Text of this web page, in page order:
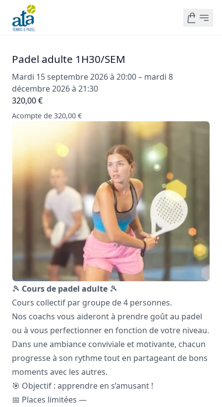
Padel adulte 1H30/SEM
Mardi 15 septembre 2026 à 20:00 – mardi 8
décembre 2026 à 21:30
320,00 €
Acompte de 320,00 €
🎾 Cours de padel adulte 🎾
Cours collectif par groupe de 4 personnes.
Nos coachs vous aideront à prendre goût au padel
ou à vous perfectionner en fonction de votre niveau.
Dans une ambiance conviviale et motivante, chacun
progresse à son rythme tout en partageant de bons
moments avec les autres.
🎯 Objectif : apprendre en s’amusant !
📅 Places limitées —